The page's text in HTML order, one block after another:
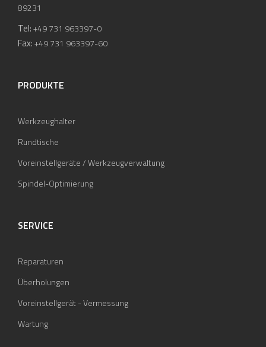
89231
Tel:+49 731 963397-0
Fax:+49 731 963397-60
PRODUKTE
Werkzeughalter
Rundtische
Voreinstellgeräte / Werkzeugverwaltung
Spindel-Optimierung
SERVICE
Reparaturen
Überholungen
Voreinstellgerät - Vermessung
Wartung